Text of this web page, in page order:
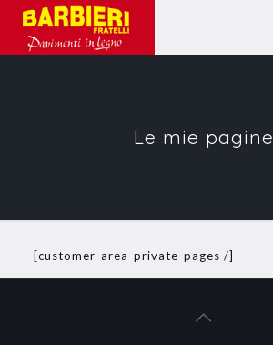
Le mie pagine
[customer-area-private-pages /]